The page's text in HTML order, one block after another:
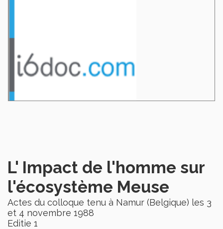
L' Impact de l'homme sur
l'écosystème Meuse
Actes du colloque tenu à Namur (Belgique) les 3
et 4 novembre 1988
Editie 1